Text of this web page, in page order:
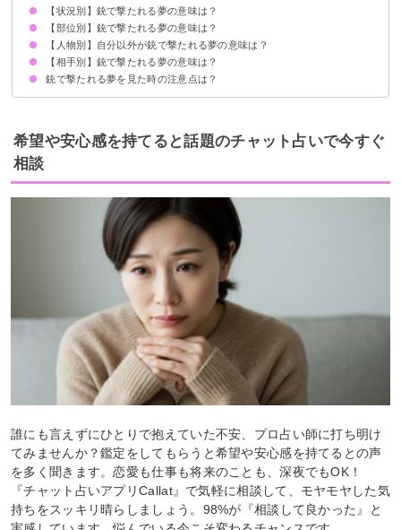
①欲求不満の暗示
②不安を感じている暗示
状況によって意味が決まる
【状況別】銃で撃たれる夢の意味は？
銃で撃たれて殺される夢【吉夢】
銃で撃たれて血が出ない夢【凶夢】
銃で撃たれて痛い夢【警告夢】
銃で撃たれても痛くない夢【凶夢】
銃で撃たれて死なない夢【吉夢】
銃で撃たれそうになる夢【凶夢】
銃で撃たれる感覚がある夢【警告夢】
銃で撃たれて逃げる夢【警告夢】
銃で撃たれるが当たらない夢【警告夢】
【部位別】銃で撃たれる夢の意味は？
頭を銃で撃たれる夢【警告夢】
お腹を銃で撃たれる夢【凶夢】
脇腹を銃で撃たれる夢【警告夢】
足を銃で撃たれる夢【凶夢】
背中を銃で撃たれる夢【予知夢】
手を銃で撃たれる夢【凶夢】
胸を銃で撃たれる夢【警告夢】
肩を銃で撃たれる夢【凶夢】
【人物別】自分以外が銃で撃たれる夢の意味は？
友達が銃で撃たれる夢【吉夢】
恋人が銃で撃たれる夢【吉夢】
知らない人が銃で撃たれる夢【吉夢】
両親が銃で撃たれる夢【吉夢】
芸能人が銃で撃たれる夢【警告夢】
【相手別】銃で撃たれる夢の意味は？
知らない人に銃で撃たれる夢【予知夢】
親に銃で撃たれる夢【警告夢】
友達に銃で撃たれる夢【凶夢】
異性に銃で撃たれる夢【警告夢】
子供に銃で撃たれる夢【警告夢】
恋人に撃たれる夢【吉夢】
銃で撃たれる夢を見た時の注意点は？
欲求不満によるトラブルに注意する
警告夢や凶夢の内容を人に話す
希望や安心感を持てると話題のチャット占いで今すぐ
相談
誰にも言えずにひとりで抱えていた不安、プロ占い師に打ち明け
てみませんか？鑑定をしてもらうと希望や安心感を持てるとの声
を多く聞きます。恋愛も仕事も将来のことも、深夜でもOK！
『チャット占いアプリCallat』で気軽に相談して、モヤモヤした気
持ちをスッキリ晴らしましょう。98%が『相談して良かった』と